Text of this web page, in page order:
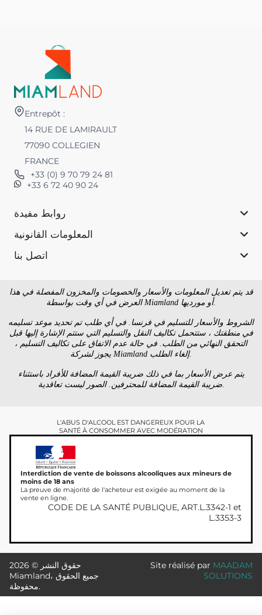
Entrepôt :
14 RUE DE LAMIRAULT
77090 COLLEGIEN
FRANCE
+33 (0) 9 70 79 24 81
+33 6 72 40 90 24
روابط مفيدة
المعلومات القانونية
اتصل بنا
قد يتم تعديل المعلومات والأسعار والخصومات والمخزون المفصلة في هذا
العرض في أي وقت بواسطة Miamland أو مورديها.
الشروط والأسعار للتسليم في فرنسا. في أي طلب تم تحديد موعد تسليمه
في منطقتك ، ستتحمل تكاليف النقل والتسليم التي ستتم الإشارة إليها قبل
التحقق النهائي من الطلب. في حالة عدم الاتفاق على تكاليف التسليم ،
يجوز لشركة Miamland إلغاء الطلب.
يتم عرض الأسعار بما في ذلك ضريبة القيمة المضافة للأفراد باستثناء
ضريبة القيمة المضافة للمحترفين. الصور ليست تعاقدية.
L'ABUS D'ALCOOL EST DANGEREUX POUR LA
SANTÉ À CONSOMMER AVEC MODÉRATION
Interdiction de vente de boissons alcooliques aux mineurs de
moins de 18 ans
La preuve de majorité de l'acheteur est exigée au moment de la
vente en ligne.
CODE DE LA SANTÉ PUBLIQUE, ART.L.3342-1 et
L.3353-3
حقوق النشر © 2026
Miamland، جميع الحقوق
محفوظة.
Site réalisé par MAADAM
SOLUTIONS